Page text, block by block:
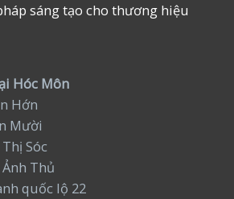
sáng tạo cho thương hiệu
Hóc Môn
Hớn
Mười
Sóc
Thủ
quốc lộ 22